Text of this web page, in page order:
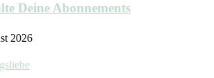
Deine Abonnements
2026